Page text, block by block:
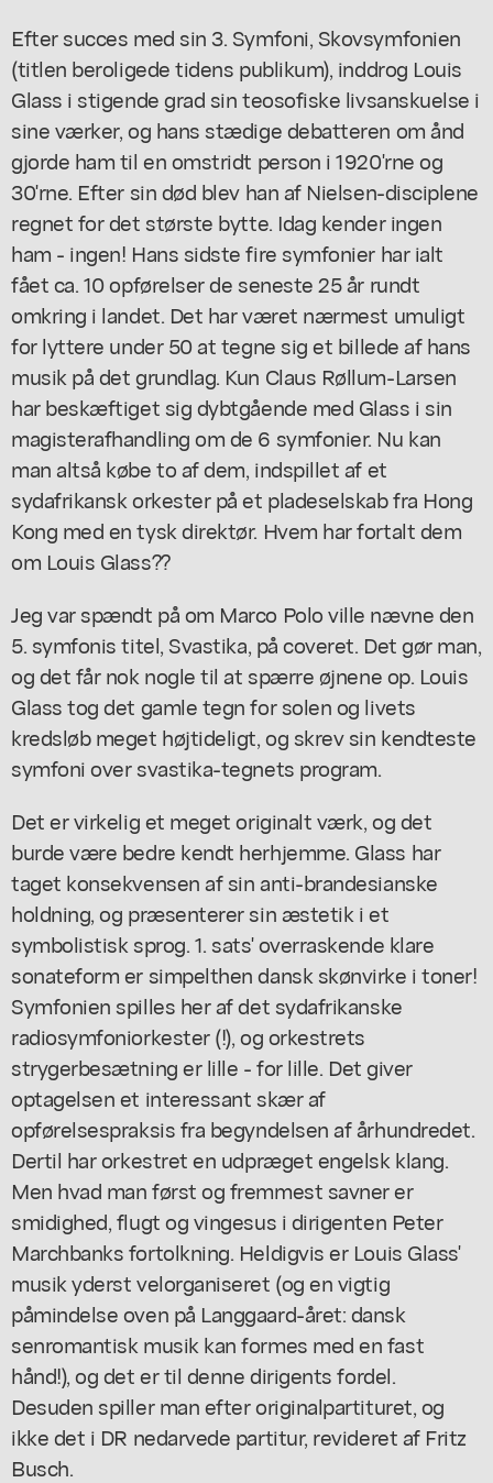
Efter succes med sin 3. Symfoni, Skovsymfonien
(titlen beroligede tidens publikum), inddrog Louis
Glass i stigende grad sin teosofiske livsanskuelse i
sine værker, og hans stædige debatteren om ånd
gjorde ham til en omstridt person i 1920'rne og
30'rne. Efter sin død blev han af Nielsen-disciplene
regnet for det største bytte. Idag kender ingen
ham - ingen! Hans sidste fire symfonier har ialt
fået ca. 10 opførelser de seneste 25 år rundt
omkring i landet. Det har været nærmest umuligt
for lyttere under 50 at tegne sig et billede af hans
musik på det grundlag. Kun Claus Røllum-Larsen
har beskæftiget sig dybtgående med Glass i sin
magisterafhandling om de 6 symfonier. Nu kan
man altså købe to af dem, indspillet af et
sydafrikansk orkester på et pladeselskab fra Hong
Kong med en tysk direktør. Hvem har fortalt dem
om Louis Glass??
Jeg var spændt på om Marco Polo ville nævne den
5. symfonis titel, Svastika, på coveret. Det gør man,
og det får nok nogle til at spærre øjnene op. Louis
Glass tog det gamle tegn for solen og livets
kredsløb meget højtideligt, og skrev sin kendteste
symfoni over svastika-tegnets program.
Det er virkelig et meget originalt værk, og det
burde være bedre kendt herhjemme. Glass har
taget konsekvensen af sin anti-brandesianske
holdning, og præsenterer sin æstetik i et
symbolistisk sprog. 1. sats' overraskende klare
sonateform er simpelthen dansk skønvirke i toner!
Symfonien spilles her af det sydafrikanske
radiosymfoniorkester (!), og orkestrets
strygerbesætning er lille - for lille. Det giver
optagelsen et interessant skær af
opførelsespraksis fra begyndelsen af århundredet.
Dertil har orkestret en udpræget engelsk klang.
Men hvad man først og fremmest savner er
smidighed, flugt og vingesus i dirigenten Peter
Marchbanks fortolkning. Heldigvis er Louis Glass'
musik yderst velorganiseret (og en vigtig
påmindelse oven på Langgaard-året: dansk
senromantisk musik kan formes med en fast
hånd!), og det er til denne dirigents fordel.
Desuden spiller man efter originalpartituret, og
ikke det i DR nedarvede partitur, revideret af Fritz
Busch.